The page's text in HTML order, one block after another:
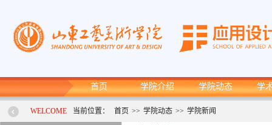
首页 学院介绍 学院动态 学
WELCOME 当前位置： 首页 >> 学院动态 >> 学院新闻